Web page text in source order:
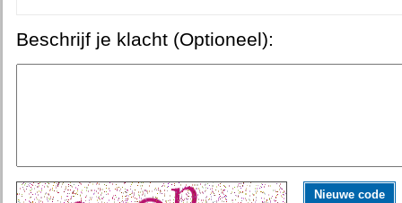
Beschrijf je klacht (Optioneel):
Nieuwe code